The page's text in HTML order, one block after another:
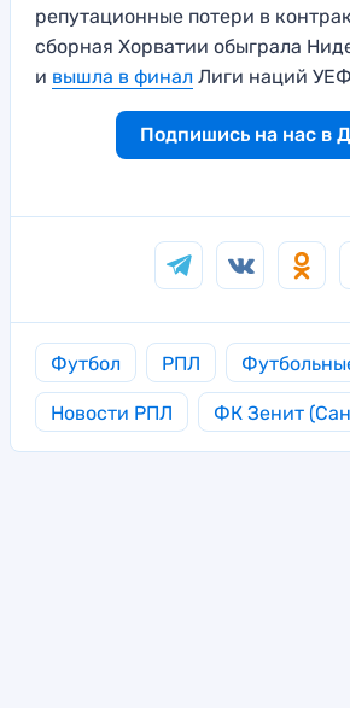
репутационные потери в
сборная Хорватии обыграла
и вышла в финал Лиги наций
Подпишись на нас в
Футбол РПЛ
Новости РПЛ ФК Зенит